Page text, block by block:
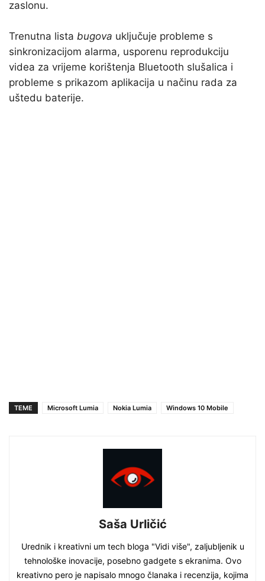
zaslonu.
Trenutna lista bugova uključuje probleme s
sinkronizacijom alarma, usporenu reprodukciju
videa za vrijeme korištenja Bluetooth slušalica i
probleme s prikazom aplikacija u načinu rada za
uštedu baterije.
TEME Microsoft Lumia Nokia Lumia Windows 10 Mobile
Saša Urličić
Urednik i kreativni um tech bloga "Vidi više", zaljubljenik u
tehnološke inovacije, posebno gadgete s ekranima. Ovo
kreativno pero je napisalo mnogo članaka i recenzija, kojima